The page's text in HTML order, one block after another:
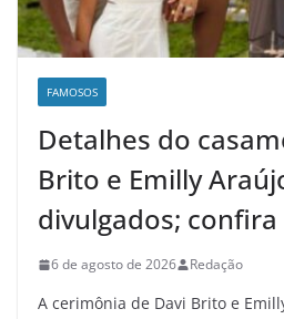
FAMOSOS
Detalhes do
Brito e Emilly
divulgados; confira
6 de agosto de 2026 Redação
A cerimônia de Davi Brito e